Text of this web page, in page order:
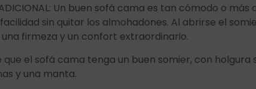
Un buen sofá cama es tan cómodo o
sin quitar los almohadones. Al abrirse el
firmeza y un confort extraordinario.
que el sofá cama tenga un buen somier, con
y una manta.